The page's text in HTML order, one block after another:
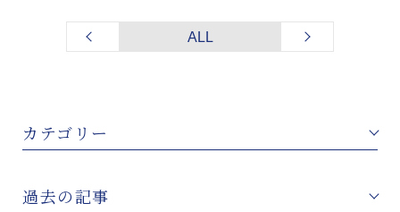
ALL
カテゴリー
過去の記事